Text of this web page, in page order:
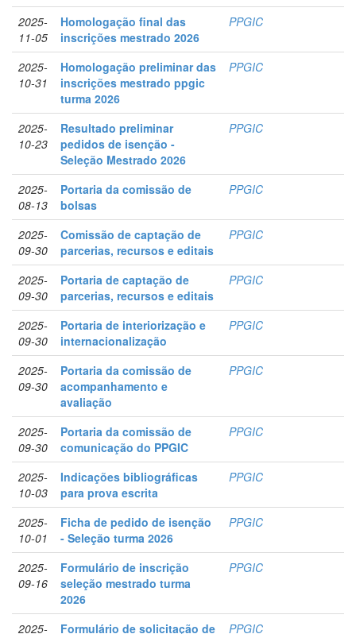
2025-
11-05
Homologação final das
inscrições mestrado 2026
PPGIC
2025-
10-31
Homologação preliminar das
inscrições mestrado ppgic
turma 2026
PPGIC
2025-
10-23
Resultado preliminar
pedidos de isenção -
Seleção Mestrado 2026
PPGIC
2025-
08-13
Portaria da comissão de
bolsas
PPGIC
2025-
09-30
Comissão de captação de
parcerias, recursos e editais
PPGIC
2025-
09-30
Portaria de captação de
parcerias, recursos e editais
PPGIC
2025-
09-30
Portaria de interiorização e
internacionalização
PPGIC
2025-
09-30
Portaria da comissão de
acompanhamento e
avaliação
PPGIC
2025-
09-30
Portaria da comissão de
comunicação do PPGIC
PPGIC
2025-
10-03
Indicações bibliográficas
para prova escrita
PPGIC
2025-
10-01
Ficha de pedido de isenção
- Seleção turma 2026
PPGIC
2025-
09-16
Formulário de inscrição
seleção mestrado turma
2026
PPGIC
2025-
Formulário de solicitação de
PPGIC